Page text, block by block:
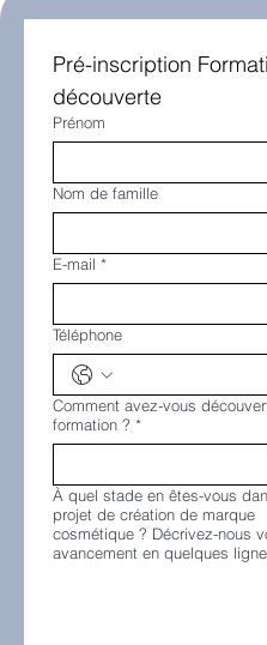
Pré-inscription
découverte
Prénom
Nom de famille
E-mail *
Téléphone
Comment avez-vous
formation ? *
À quel stade en êtes-vous
projet de création de marque
cosmétique ? Décrivez-nous
avancement en quelques